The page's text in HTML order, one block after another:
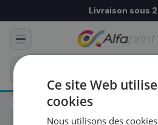
Livraison sous
Toners HP HP CE285A/85A -
♻ COMMANDE RÉCURRENTE
Prévoyez &
Programmez votre prochain
vous prépare un devis
Ce site Web
cookies
Nous utilisons des